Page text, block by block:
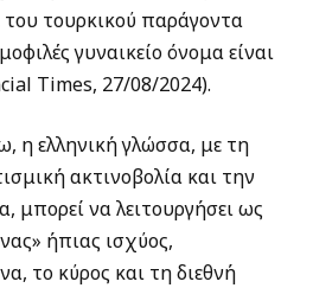
του τουρκικού παράγοντα
γυναικείο όνομα είναι
Times, 27/08/2024).
η ελληνική γλώσσα, με τη
ακτινοβολία και την
μπορεί να λειτουργήσει ως
ήπιας ισχύος,
το κύρος και τη διεθνή